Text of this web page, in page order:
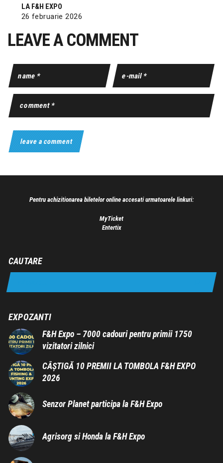
LA F&H EXPO
26 februarie 2026
LEAVE A COMMENT
Pentru achizitionarea biletelor online accesati urmatoarele linkuri:
MyTicket
Entertix
CAUTARE
EXPOZANTI
F&H Expo – 7000 cadouri pentru primii 1750
vizitatori zilnici
CÂȘTIGĂ 10 PREMII LA TOMBOLA F&H EXPO
2026
Senzor Planet participa la F&H Expo
Agrisorg si Honda la F&H Expo